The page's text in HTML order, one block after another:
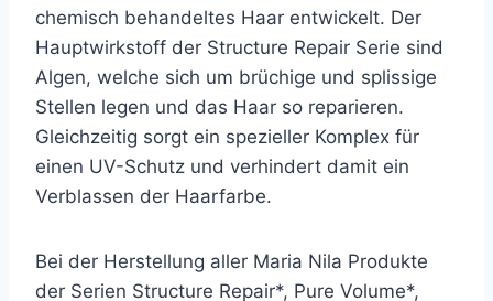
chemisch behandeltes Haar entwickelt. Der
Hauptwirkstoff der Structure Repair Serie sind
Algen, welche sich um brüchige und splissige
Stellen legen und das Haar so reparieren.
Gleichzeitig sorgt ein spezieller Komplex für
einen UV-Schutz und verhindert damit ein
Verblassen der Haarfarbe.
Bei der Herstellung aller Maria Nila Produkte
der Serien Structure Repair*, Pure Volume*,